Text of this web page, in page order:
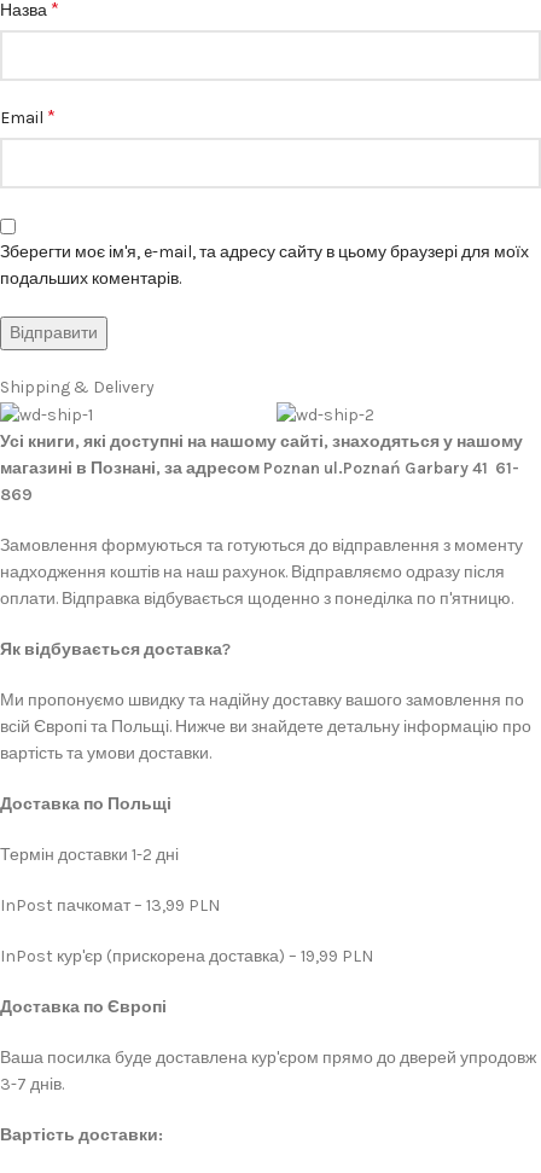
Назва *
Email *
Зберегти моє ім'я, e-mail, та адресу сайту в цьому браузері для моїх
подальших коментарів.
Shipping & Delivery
Усі книги, які доступні на нашому сайті, знаходяться у нашому
магазині в Познані, за адресом Poznan ul.Poznań Garbary 41 61-
869
Замовлення формуються та готуються до відправлення з моменту
надходження коштів на наш рахунок. Відправляємо одразу після
оплати. Відправка відбувається щоденно з понеділка по п'ятницю.
Як відбувається доставка?
Ми пропонуємо швидку та надійну доставку вашого замовлення по
всій Європі та Польщі. Нижче ви знайдете детальну інформацію про
вартість та умови доставки.
Доставка по Польщі
Термін доставки 1-2 дні
InPost пачкомат – 13,99 PLN
InPost кур'єр (прискорена доставка) – 19,99 PLN
Доставка по Європі
Ваша посилка буде доставлена кур'єром прямо до дверей упродовж
3-7 днів.
Вартість доставки: